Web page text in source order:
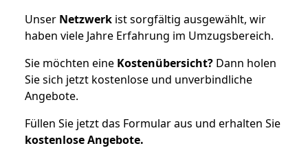
Unser Netzwerk ist sorgfältig ausgewählt, wir
haben viele Jahre Erfahrung im Umzugsbereich.
Sie möchten eine Kostenübersicht? Dann holen
Sie sich jetzt kostenlose und unverbindliche
Angebote.
Füllen Sie jetzt das Formular aus und erhalten Sie
kostenloseAngebote.